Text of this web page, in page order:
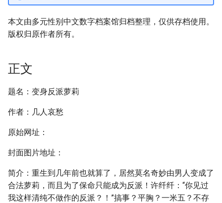
本文由多元性别中文数字档案馆归档整理，仅供存档使用。
版权归原作者所有。
正文
题名：变身反派萝莉
作者：几人哀愁
原始网址：
封面图片地址：
简介：重生到几年前也就算了，居然莫名奇妙由男人变成了
合法萝莉，而且为了保命只能成为反派！许纤纤：“你见过
我这样清纯不做作的反派？！”搞事？平胸？一米五？不存